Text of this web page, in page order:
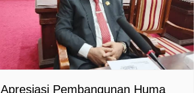
Apresiasi Pembangunan Huma